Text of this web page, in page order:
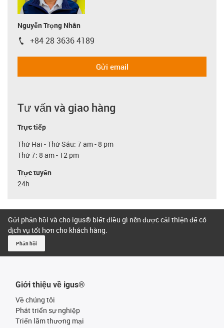
Nguyễn Trọng Nhân
igus-icon-phone
+84 28 3636 4189
Gửi email
Tư vấn và giao hàng
Trực tiếp
Thứ Hai - Thứ Sáu: 7 am - 8 pm
Thứ 7: 8 am - 12 pm
Trực tuyến
24h
Gửi phản hồi và cho igus® biết điều gì nên được cải thiện để có
dịch vụ tốt hơn cho khách hàng.
Phản hồi
Giới thiệu về igus®
Về chúng tôi
Phát triển sự nghiệp
Triển lãm thương mại